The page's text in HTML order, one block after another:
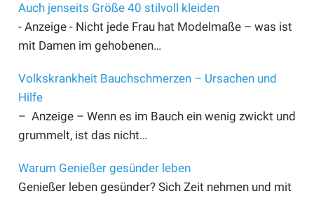
Auch jenseits Größe 40 stilvoll kleiden
- Anzeige - Nicht jede Frau hat Modelmaße – was ist
mit Damen im gehobenen…
Volkskrankheit Bauchschmerzen – Ursachen und
Hilfe
– Anzeige – Wenn es im Bauch ein wenig zwickt und
grummelt, ist das nicht…
Warum Genießer gesünder leben
Genießer leben gesünder? Sich Zeit nehmen und mit